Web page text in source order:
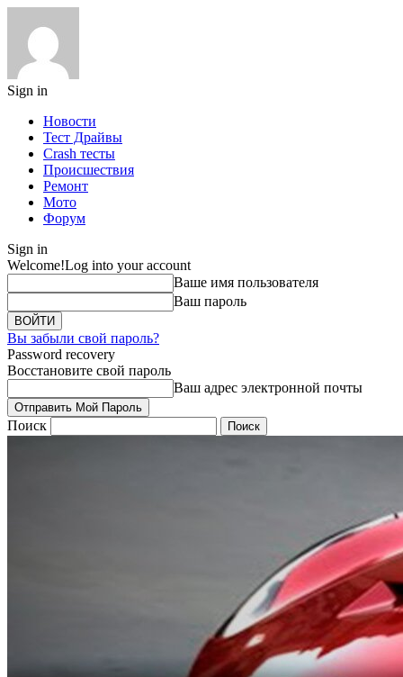
Sign in
Новости
Тест Драйвы
Crash тесты
Происшествия
Ремонт
Мото
Форум
Sign in
Welcome!Log into your account
Ваше имя пользователя
Ваш пароль
Вы забыли свой пароль?
Password recovery
Восстановите свой пароль
Ваш адрес электронной почты
Поиск